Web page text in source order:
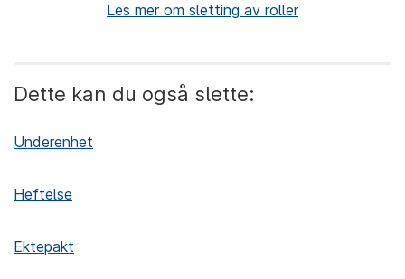
Les mer om sletting av roller
Dette kan du også slette:
Underenhet
Heftelse
Ektepakt